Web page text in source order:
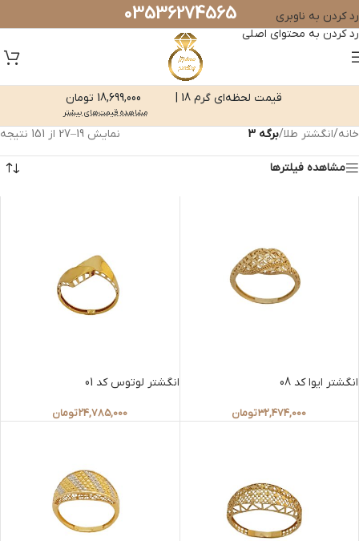
رد کردن به ناوبری
رد کردن به محتوای اصلی
03536274565
قیمت لحظه‌ای گرم 18 | 18,699,000 تومان
مشاهده قیمت‌های بیشتر
خانه/انگشتر طلا/برگه 3 نمایش 19–27 از 151 نتیجه
مشاهده فیلترها
انگشتر ایوا کد 08
32,474,000تومان
انگشتر لوتوس کد 01
24,785,000تومان